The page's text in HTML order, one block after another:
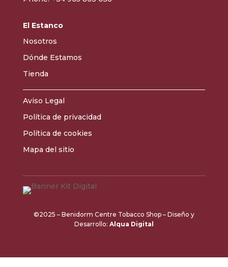
El Estanco
Nosotros
Dónde Estamos
Tienda
Aviso Legal
Política de privacidad
Política de cookies
Mapa del sitio
©2025 – Benidorm Centre Tobacco Shop – Diseño y
Desarrollo: Alqua Digital